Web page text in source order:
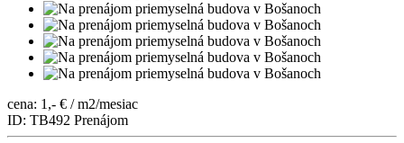
cena: 1,- € / m2/mesiac
ID: TB492 Prenájom